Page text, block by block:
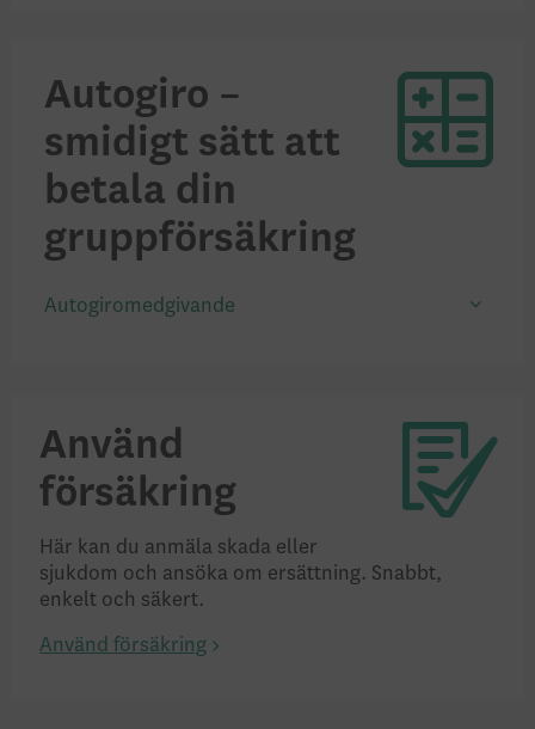
Autogiro –
smidigt sätt att
betala din
gruppförsäkring
Autogiromedgivande
Använd
försäkring
Här kan du anmäla skada eller
sjukdom och ansöka om ersättning. Snabbt,
enkelt och säkert.
Använd försäkring